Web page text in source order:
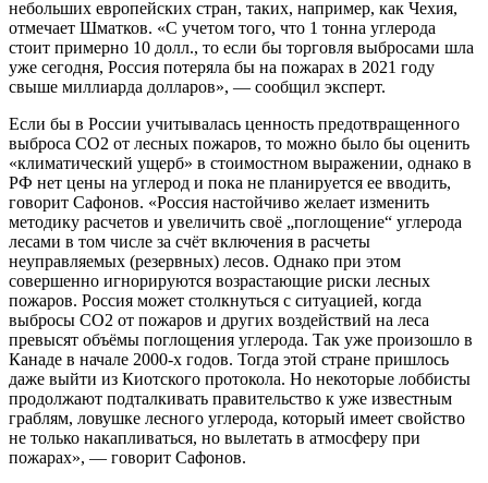
небольших европейских стран, таких, например, как Чехия,
отмечает Шматков. «С учетом того, что 1 тонна углерода
стоит примерно 10 долл., то если бы торговля выбросами шла
уже сегодня, Россия потеряла бы на пожарах в 2021 году
свыше миллиарда долларов», — сообщил эксперт.
Если бы в России учитывалась ценность предотвращенного
выброса СО2 от лесных пожаров, то можно было бы оценить
«климатический ущерб» в стоимостном выражении, однако в
РФ нет цены на углерод и пока не планируется ее вводить,
говорит Сафонов. «Россия настойчиво желает изменить
методику расчетов и увеличить своё „поглощение“ углерода
лесами в том числе за счёт включения в расчеты
неуправляемых (резервных) лесов. Однако при этом
совершенно игнорируются возрастающие риски лесных
пожаров. Россия может столкнуться с ситуацией, когда
выбросы СО2 от пожаров и других воздействий на леса
превысят объёмы поглощения углерода. Так уже произошло в
Канаде в начале 2000-х годов. Тогда этой стране пришлось
даже выйти из Киотского протокола. Но некоторые лоббисты
продолжают подталкивать правительство к уже известным
граблям, ловушке лесного углерода, который имеет свойство
не только накапливаться, но вылетать в атмосферу при
пожарах», — говорит Сафонов.